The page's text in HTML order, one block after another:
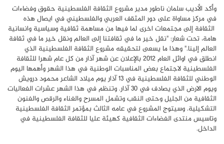
وأكد الأديب سلمان ناطور مدير مشروع الثقافة الفلسطينية حقوق وفضاءات
في مركز مساواة على دور المثقف العربي والفلسطيني في ايصال هذه
الثقافة إلى مجتمعات اخرى لما فيها من مساهمة ثقافية وسياسية وانسانية
هامة، تحت شعار: "نقل خير ما في ثقافتنا إلى العالم ونقل خير ما في ثقافة
العالم إلينا." وهذا ما يسعى لتحقيقه مشروع الثقافة الفلسطينية الذي
انطلق في اوائل العام 2012 بالإعلان عن شهر آذار من كل عام شهرا للثقافة
الفلسطينية لاجتماع بعض المناسبات الوطنية في هذا الشهر وأهمها اليوم
الوطني للثقافة الفلسطينية في 13 آذار يوم ميلاد الشاعر محمود درويش
ويوم الارض الذي يصادف في 30 آذار. وتنظم في هذا الشهر عشرات الفعاليات
الثقافية من الجليل وحتى النقب وتشمل المسرح والغناء والرقص والفنون
التشكيلية. وسيتوج المشروع في عامه الثالث بمؤتمر الثقافة الفلسطينية
وتاسيس منتدى الفضاءات الثقافية كهيئة عليا للثقافة الفلسطينية في
الداخل.